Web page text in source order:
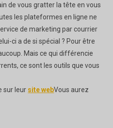
de vous gratter la tête en vous
les plateformes en ligne ne
de marketing par courrier
ci a de si spécial ? Pour être
Mais ce qui différencie
ce sont les outils que vous
sur leur site webVous aurez